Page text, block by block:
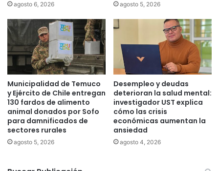
o
l
t
c
o
d
e
e
n
i
ó
n
a
l
i
m
agosto 6, 2026 agosto 5, 2026
Municipalidad de Temuco
y Ejército de Chile entregan
130 fardos de alimento
animal donados por Sofo
para damnificados de
sectores rurales
agosto 5, 2026
Desempleo y deudas
deterioran la salud mental:
investigador UST explica
cómo las crisis
económicas aumentan la
ansiedad
agosto 4, 2026